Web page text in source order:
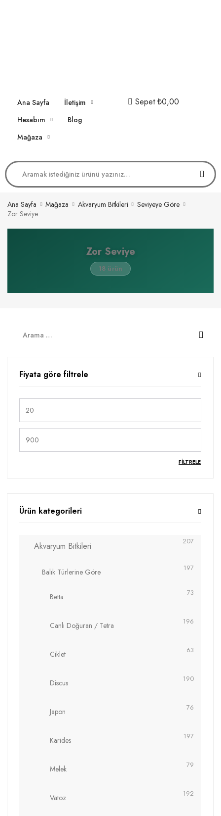
Ana Sayfa
İletişim
Hesabım
Blog
Mağaza
Sepet ₺0,00
Ana Sayfa Mağaza Akvaryum Bitkileri
Seviyeye Göre
Zor Seviye
Zor Seviye
18 ürün
Fiyata göre filtrele
FILTRELE
Ürün kategorileri
Akvaryum Bitkileri 207
Balık Türlerine Göre 197
Betta 73
Canlı Doğuran / Tetra 196
Ciklet 63
Discus 190
Japon 76
Karides 197
Melek 79
Vatoz 192